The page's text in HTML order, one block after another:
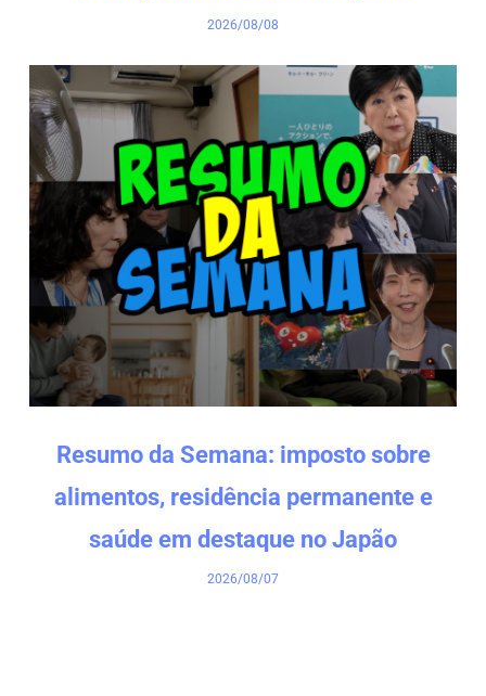
2026/08/08
Resumo da Semana: imposto sobre
alimentos, residência permanente e
saúde em destaque no Japão
2026/08/07